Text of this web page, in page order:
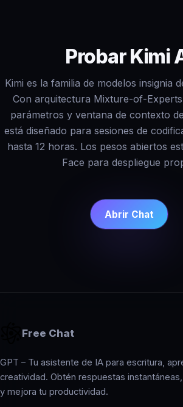
Probar Kimi
Kimi es la familia de modelos insignia
Con arquitectura Mixture-of-Experts
parámetros y ventana de contexto
está diseñado para sesiones de
hasta 12 horas. Los pesos abiertos
Face para despliegue
Abrir Chat
Free Chat
GPT – Tu asistente de IA para escritura,
creatividad. Obtén respuestas
y mejora tu productividad.